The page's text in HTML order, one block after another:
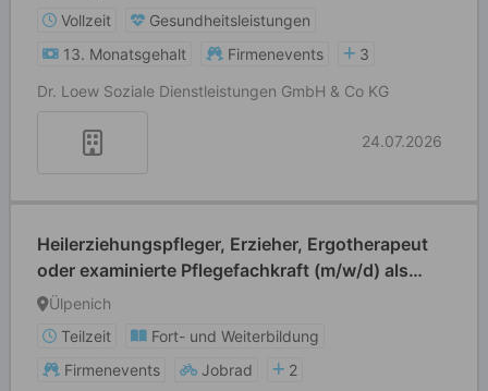
Vollzeit
Gesundheitsleistungen
13. Monatsgehalt
Firmenevents
3
Dr. Loew Soziale Dienstleistungen GmbH & Co KG
24.07.2026
Heilerziehungspfleger, Erzieher, Ergotherapeut
oder examinierte Pflegefachkraft (m/w/d) als
Krankheitsvertretung
Ülpenich
Teilzeit
Fort- und Weiterbildung
Firmenevents
Jobrad
2